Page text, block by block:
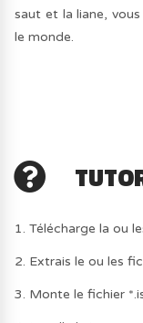
saut et la liane,
le monde.
1. Télécharge la ou
2. Extrais le ou les
3. Monte le fichier